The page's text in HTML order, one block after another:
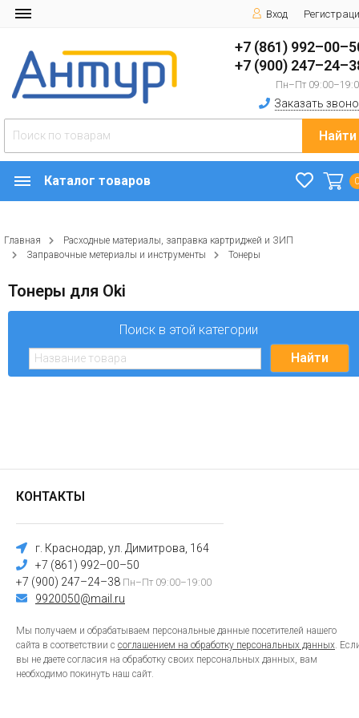
Вход
+7 (861)
+7 (900)
Пн–Пт
Заказать
Найти
Каталог товаров
Главная
Расходные материалы, заправка картриджей и ЗИП
Заправочные метериалы и инструменты
Тонеры
Тонеры для Oki
Поиск в этой категории
КОНТАКТЫ
г. Краснодар, ул. Димитрова, 164
+7 (861) 992–00–50
+7 (900) 247–24–38 Пн–Пт 09:00–19:00
9920050@mail.ru
Мы получаем и обрабатываем персональные данные посетителей нашего
сайта в соответствии с соглашением на обработку персональных данных.
вы не даете согласия на обработку своих персональных данных, вам
необходимо покинуть наш сайт.